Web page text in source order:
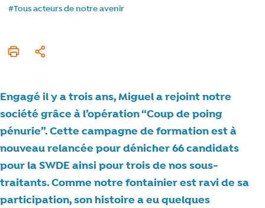
#Tous acteurs de notre avenir
Imprimer cet article
Partager
Engagé il y a trois ans, Miguel a rejoint notre
société grâce à l’opération “Coup de poing
pénurie”. Cette campagne de formation est à
nouveau relancée pour dénicher 66 candidats
pour la SWDE ainsi pour trois de nos sous-
traitants. Comme notre fontainier est ravi de sa
participation, son histoire a eu quelques